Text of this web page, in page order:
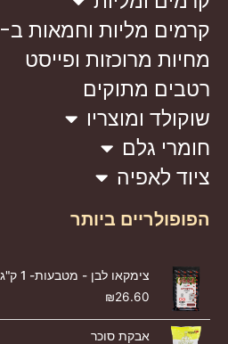
קרמים מליות וחמאות ב-300 גרם
מחיות מרוכזות ופייסט
רטבים מתוקים
שוקולד ומוצריו
חומרי גלם
ציוד לאפיה
הפופולריים ביותר
צימקאו לבן - מטבעות- 1 ק"ג
₪26.60
אבקת סוכר